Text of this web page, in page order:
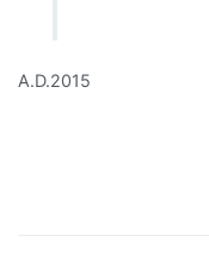
A.D.2015